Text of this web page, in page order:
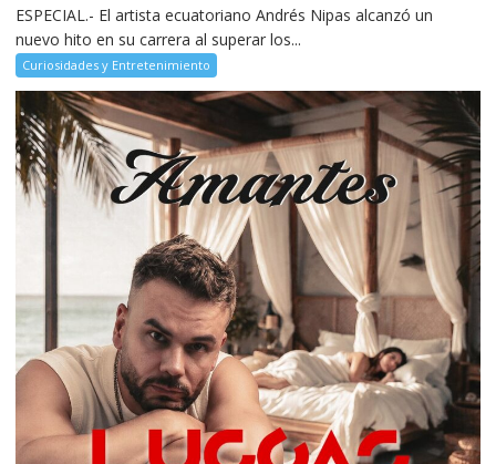
ESPECIAL.- El artista ecuatoriano Andrés Nipas alcanzó un
nuevo hito en su carrera al superar los...
Curiosidades y Entretenimiento